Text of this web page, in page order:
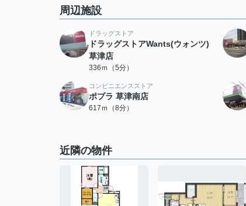
周辺施設
ドラッグストア
ドラッグストアWants(ウォンツ)
草津店
336ｍ（5分）
コンビニエンスストア
ポプラ 草津南店
617ｍ（8分）
近隣の物件